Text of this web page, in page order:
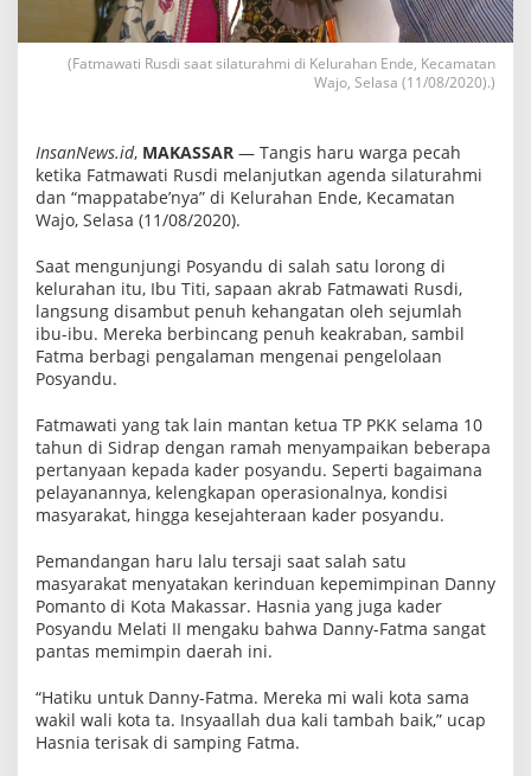
a
n
g
g
t
i
k
u
t
u
k
D
a
n
n
F
a
t
m
a
(Fatmawati Rusdi saat silaturahmi di Kelurahan Ende, Kecamatan
Wajo, Selasa (11/08/2020).)
InsanNews.id, MAKASSAR — Tangis haru warga pecah
ketika Fatmawati Rusdi melanjutkan agenda silaturahmi
dan “mappatabe’nya” di Kelurahan Ende, Kecamatan
Wajo, Selasa (11/08/2020).
Saat mengunjungi Posyandu di salah satu lorong di
kelurahan itu, Ibu Titi, sapaan akrab Fatmawati Rusdi,
langsung disambut penuh kehangatan oleh sejumlah
ibu-ibu. Mereka berbincang penuh keakraban, sambil
Fatma berbagi pengalaman mengenai pengelolaan
Posyandu.
Fatmawati yang tak lain mantan ketua TP PKK selama 10
tahun di Sidrap dengan ramah menyampaikan beberapa
pertanyaan kepada kader posyandu. Seperti bagaimana
pelayanannya, kelengkapan operasionalnya, kondisi
masyarakat, hingga kesejahteraan kader posyandu.
Pemandangan haru lalu tersaji saat salah satu
masyarakat menyatakan kerinduan kepemimpinan Danny
Pomanto di Kota Makassar. Hasnia yang juga kader
Posyandu Melati II mengaku bahwa Danny-Fatma sangat
pantas memimpin daerah ini.
“Hatiku untuk Danny-Fatma. Mereka mi wali kota sama
wakil wali kota ta. Insyaallah dua kali tambah baik,” ucap
Hasnia terisak di samping Fatma.